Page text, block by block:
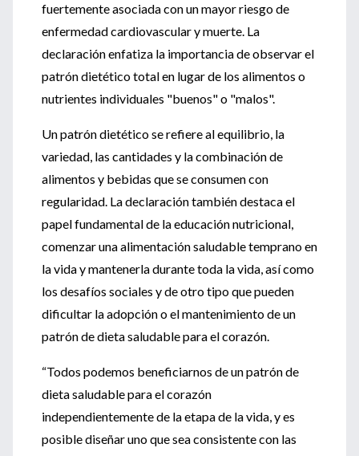
fuertemente asociada con un mayor riesgo de
enfermedad cardiovascular y muerte. La
declaración enfatiza la importancia de observar el
patrón dietético total en lugar de los alimentos o
nutrientes individuales "buenos" o "malos".
Un patrón dietético se refiere al equilibrio, la
variedad, las cantidades y la combinación de
alimentos y bebidas que se consumen con
regularidad. La declaración también destaca el
papel fundamental de la educación nutricional,
comenzar una alimentación saludable temprano en
la vida y mantenerla durante toda la vida, así como
los desafíos sociales y de otro tipo que pueden
dificultar la adopción o el mantenimiento de un
patrón de dieta saludable para el corazón.
“Todos podemos beneficiarnos de un patrón de
dieta saludable para el corazón
independientemente de la etapa de la vida, y es
posible diseñar uno que sea consistente con las